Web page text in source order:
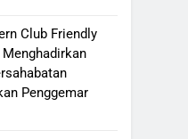
Club Friendly
Penggemar